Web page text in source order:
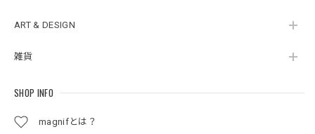
ART & DESIGN
雑貨
SHOP INFO
magnifとは？